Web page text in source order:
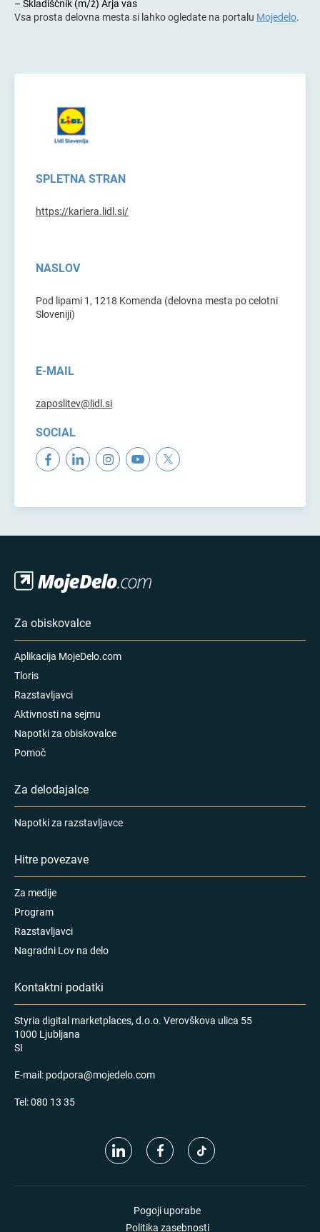
– Skladiščnik (m/ž) Arja vas
Vsa prosta delovna mesta si lahko ogledate na portalu Mojedelo.
SPLETNA STRAN
https://kariera.lidl.si/
NASLOV
Pod lipami 1, 1218 Komenda (delovna mesta po celotni
Sloveniji)
E-MAIL
zaposlitev@lidl.si
SOCIAL
Za obiskovalce
Aplikacija MojeDelo.com
Tloris
Razstavljavci
Aktivnosti na sejmu
Napotki za obiskovalce
Pomoč
Za delodajalce
Napotki za razstavljavce
Hitre povezave
Za medije
Program
Razstavljavci
Nagradni Lov na delo
Kontaktni podatki
Styria digital marketplaces, d.o.o. Verovškova ulica 55
1000 Ljubljana
SI
E-mail: podpora@mojedelo.com
Tel:080 13 35
Pogoji uporabe
Politika zasebnosti